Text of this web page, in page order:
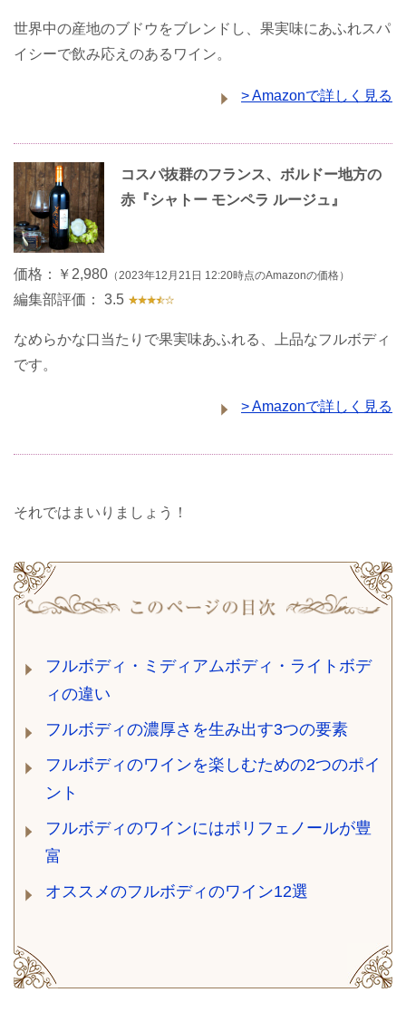
世界中の産地のブドウをブレンドし、果実味にあふれスパ
イシーで飲み応えのあるワイン。
> Amazonで詳しく見る
コスパ抜群のフランス、ボルドー地方の
赤『シャトー モンペラ ルージュ』
価格： ￥2,980 （2023年12月21日 12:20時点のAmazonの価格）
編集部評価： 3.5
なめらかな口当たりで果実味あふれる、上品なフルボディ
です。
> Amazonで詳しく見る
それではまいりましょう！
フルボディ・ミディアムボディ・ライトボデ
ィの違い
フルボディの濃厚さを生み出す3つの要素
フルボディのワインを楽しむための2つのポイ
ント
フルボディのワインにはポリフェノールが豊
富
オススメのフルボディのワイン12選